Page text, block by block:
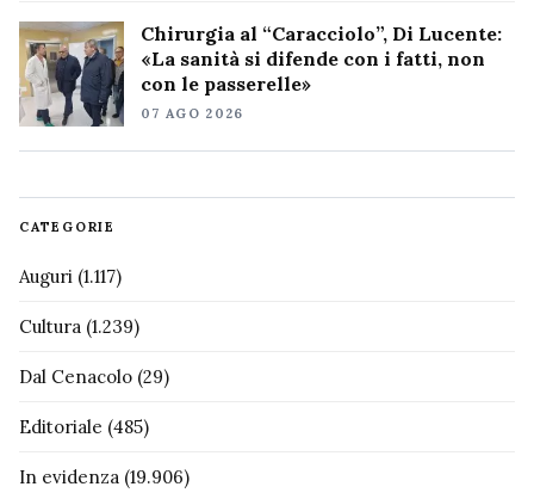
Chirurgia al “Caracciolo”, Di Lucente:
«La sanità si difende con i fatti, non
con le passerelle»
07 AGO 2026
CATEGORIE
Auguri (1.117)
Cultura (1.239)
Dal Cenacolo (29)
Editoriale (485)
In evidenza (19.906)